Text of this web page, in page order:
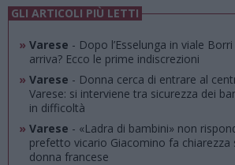
GLI ARTICOLI PIÙ LETTI
» Varese - Dopo l’Esselunga in viale
arriva? Ecco le prime indiscrezioni
» Varese - Donna cerca di entrare al
Varese: si interviene tra sicurezza dei
in difficoltà
» Varese - «Ladra di bambini» non
prefetto vicario Giacomino fa chiarezza
donna francese